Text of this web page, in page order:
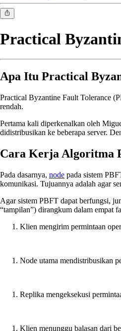
Practical
Apa Itu Practical
Practical Byzantine Fault Tolerance
rendah.
Pertama kali diperkenalkan oleh
didistribusikan ke beberapa server.
Cara Kerja Algoritma
Pada dasarnya, node pada sistem
komunikasi. Tujuannya adalah agar
Agar sistem PBFT dapat berfungsi,
“tampilan”) dirangkum dalam empat
Klien mengirim permintaan
Node utama mendistribusikan
Replika mengeksekusi
Klien menunggu balasan dari